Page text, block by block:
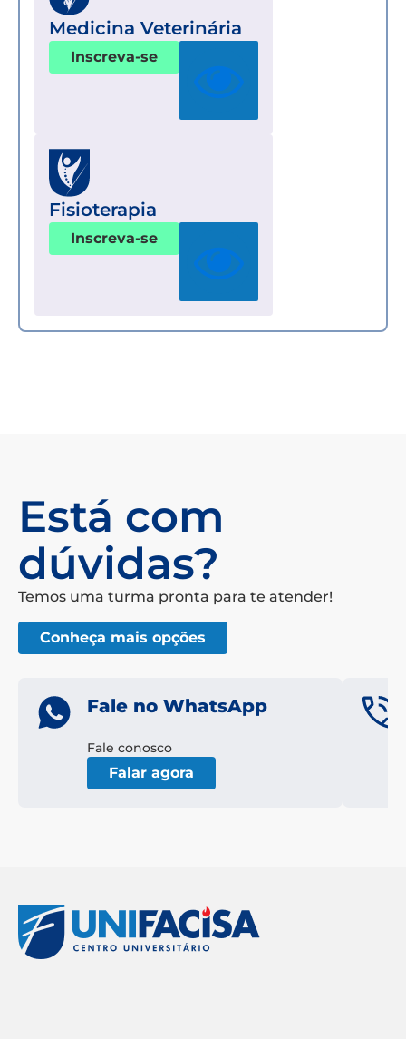
Medicina Veterinária
Inscreva-se
Fisioterapia
Inscreva-se
Está com
dúvidas?
Temos uma turma pronta para te atender!
Conheça mais opções
Fale no WhatsApp
Fale conosco
Falar agora